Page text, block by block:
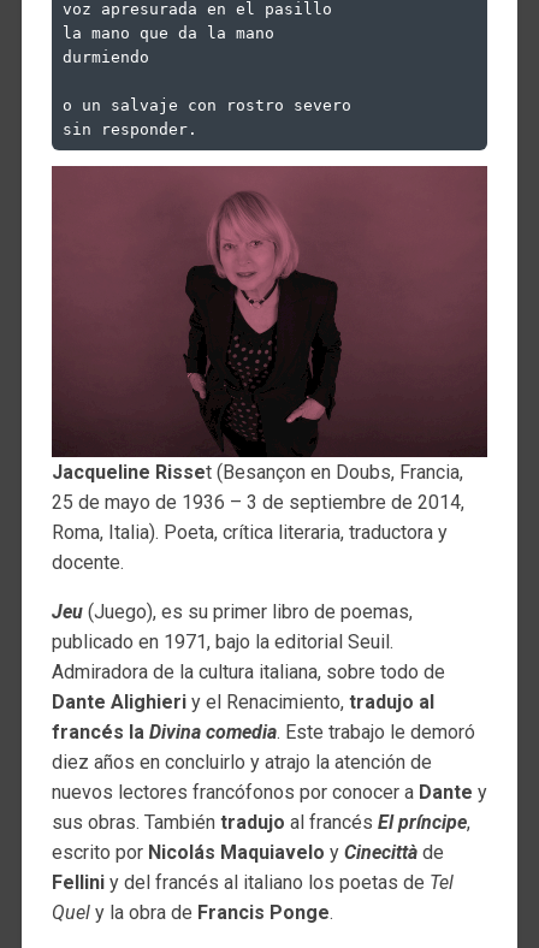
voz apresurada en el pasillo
la mano que da la mano
durmiendo
o un salvaje con rostro severo
sin responder.
Jacqueline Risset (Besançon en Doubs, Francia,
25 de mayo de 1936 – 3 de septiembre de 2014,
Roma, Italia). Poeta, crítica literaria, traductora y
docente.
Jeu (Juego), es su primer libro de poemas,
publicado en 1971, bajo la editorial Seuil.
Admiradora de la cultura italiana, sobre todo de
Dante Alighieriy el Renacimiento, tradujo al
francés la Divina comedia. Este trabajo le demoró
diez años en concluirlo y atrajo la atención de
nuevos lectores francófonos por conocer a Dante y
sus obras. También tradujo al francés El príncipe,
escrito porNicolás Maquiavelo y Cinecittàde
Fellini y del francés al italiano los poetas de Tel
Quely la obra de Francis Ponge.